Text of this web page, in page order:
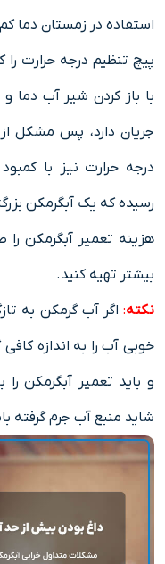
استفاده در زمستان دما
پیچ تنظیم درجه حرارت
با باز کردن شیر آب دما و
جریان دارد، پس مشکل
درجه حرارت نیز با
رسیده که یک آبگرمکن
هزینه تعمیر آبگرمکن
بیشتر تهیه کنید.
نکته: اگر آب گرمکن به
خوبی آب را به اندازه
و باید تعمیر آبگرمکن
شاید منبع آب جرم گرفته